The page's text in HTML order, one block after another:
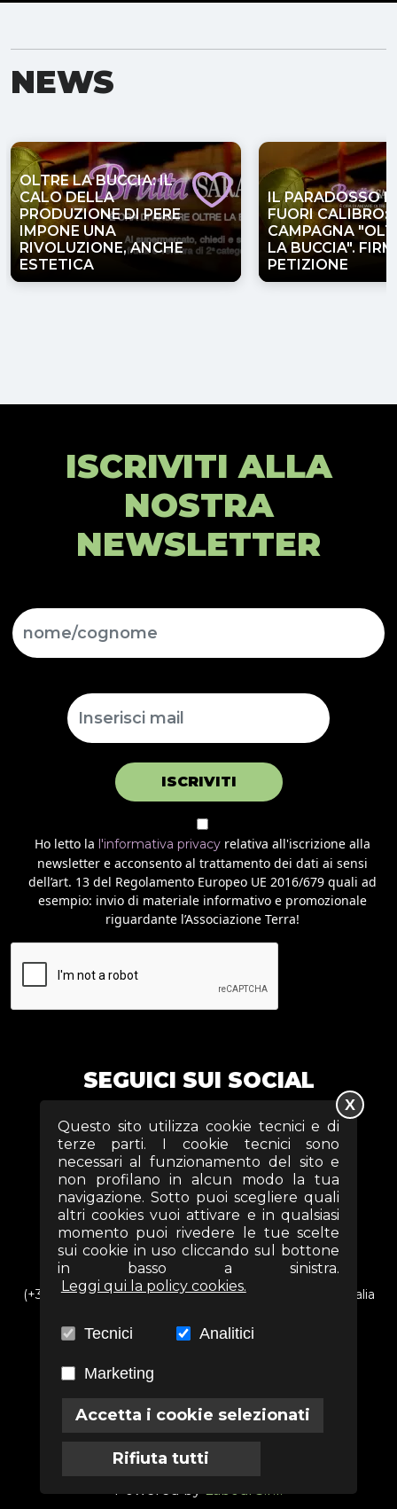
NEWS
OLTRE LA BUCCIA: IL
CALO DELLA
PRODUZIONE DI PERE
IMPONE UNA
RIVOLUZIONE, ANCHE
ESTETICA
IL PARADOSSO
FUORI CALIBRO:
CAMPAGNA
LA BUCCIA".
PETIZIONE
ISCRIVITI ALLA
NOSTRA
NEWSLETTER
ISCRIVITI
Ho letto la l'informativa privacy relativa all'iscrizione alla
newsletter e acconsento al trattamento dei dati ai sensi
dell’art. 13 del Regolamento Europeo UE 2016/679 quali ad
esempio: invio di materiale informativo e promozionale
riguardante l’Associazione Terra!
(+39) 06 69352313 - Via Arezzo n. 18 - 00161- Roma - Italia
info@associazioneterra.it
SEGUICI SUI SOCIAL
Termini Privacy Cookies
Powered byLabodi S.r.l.
Questo sito utilizza cookie tecnici e di
terze parti. I cookie tecnici sono
necessari al funzionamento del sito e
non profilano in alcun modo la tua
navigazione. Sotto puoi scegliere quali
altri cookies vuoi attivare e in qualsiasi
momento puoi rivedere le tue scelte
sui cookie in uso cliccando sul bottone
in basso a sinistra.
Leggi qui la policy cookies.
Tecnici Analitici
Marketing
Accetta i cookie selezionati
Rifiuta tutti
X